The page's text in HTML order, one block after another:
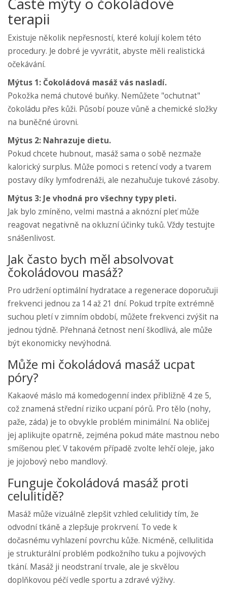
terapii
Existuje několik nepřesností, které kolují kolem této
procedury. Je dobré je vyvrátit, abyste měli realistická
očekávání.
Mýtus 1: Čokoládová masáž vás nasladí.
Pokožka nemá chutové buňky. Nemůžete "ochutnat"
čokoládu přes kůži. Působí pouze vůně a chemické složky
na buněčné úrovni.
Mýtus 2: Nahrazuje dietu.
Pokud chcete hubnout, masáž sama o sobě nezmaže
kalorický surplus. Může pomoci s retencí vody a tvarem
postavy díky lymfodrenáži, ale nezahučuje tukové zásoby.
Mýtus 3: Je vhodná pro všechny typy pleti.
Jak bylo zmíněno, velmi mastná a aknózní pleť může
reagovat negativně na okluzní účinky tuků. Vždy testujte
snášenlivost.
Jak často bych měl absolvovat
čokoládovou masáž?
Pro udržení optimální hydratace a regenerace doporučuji
frekvenci jednou za 14 až 21 dní. Pokud trpíte extrémně
suchou pletí v zimním období, můžete frekvenci zvýšit na
jednou týdně. Přehnaná četnost není škodlivá, ale může
být ekonomicky nevýhodná.
Může mi čokoládová masáž ucpat
póry?
Kakaové máslo má komedogenní index přibližně 4 ze 5,
což znamená střední riziko ucpaní pórů. Pro tělo (nohy,
paže, záda) je to obvykle problém minimální. Na obličej
jej aplikujte opatrně, zejména pokud máte mastnou nebo
smíšenou pleť. V takovém případě zvolte lehčí oleje, jako
je jojobový nebo mandlový.
Funguje čokoládová masáž proti
celulitidě?
Masáž může vizuálně zlepšit vzhled celulitidy tím, že
odvodní tkáně a zlepšuje prokrvení. To vede k
dočasnému vyhlazení povrchu kůže. Nicméně, cellulitida
je strukturální problém podkožního tuku a pojivových
tkání. Masáž ji neodstraní trvale, ale je skvělou
doplňkovou péčí vedle sportu a zdravé výživy.